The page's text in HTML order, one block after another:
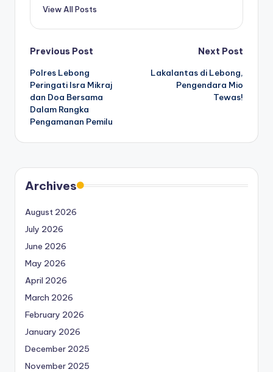
View All Posts
Post
navigation
Previous Post
Polres Lebong
Peringati Isra Mikraj
dan Doa Bersama
Dalam Rangka
Pengamanan Pemilu
Next Post
Lakalantas di Lebong,
Pengendara Mio
Tewas!
Archives
August 2026
July 2026
June 2026
May 2026
April 2026
March 2026
February 2026
January 2026
December 2025
November 2025